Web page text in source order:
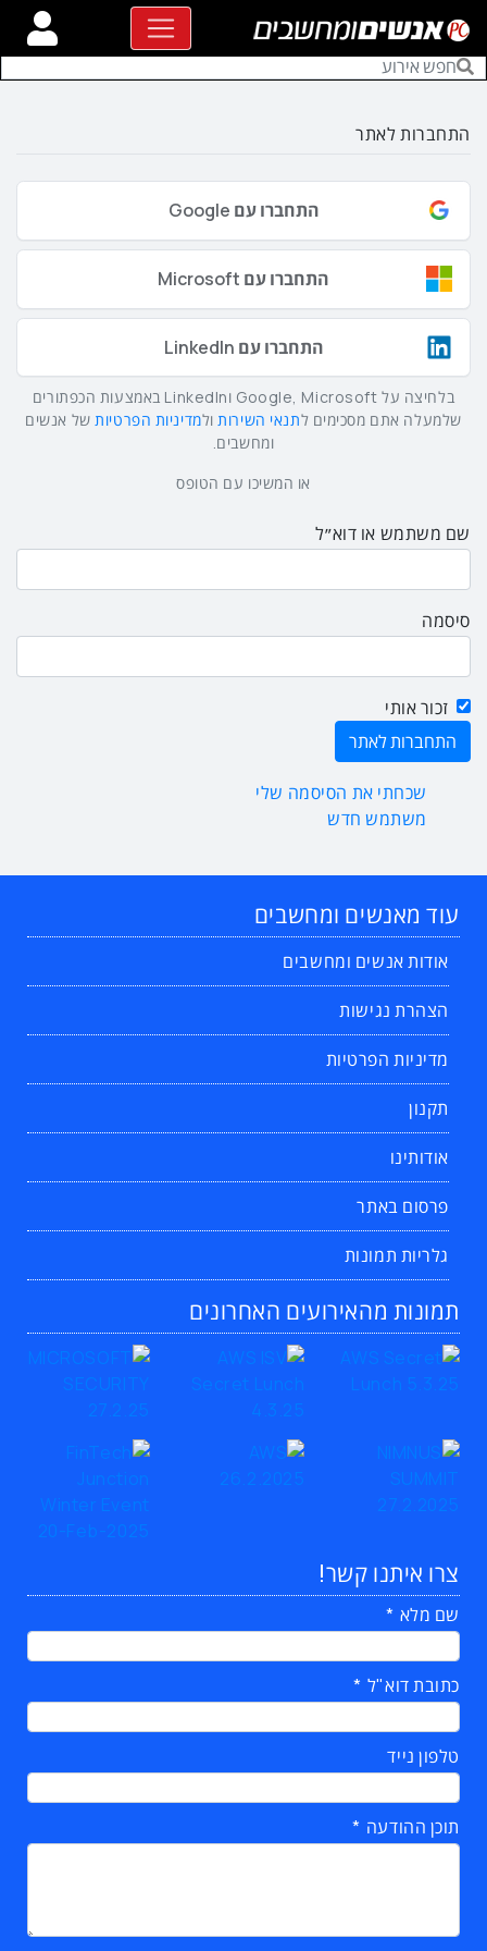
התחברות לאתר
התחברו עם Google
התחברו עם Microsoft
התחברו עם LinkedIn
בלחיצה על Google, Microsoft וLinkedIn באמצעות הכפתורים
שלמעלה אתם מסכימים לתנאי השירותולמדיניות הפרטיותשל אנשים
ומחשבים.
או המשיכו עם הטופס
שם משתמש או דוא״ל
סיסמה
זכור אותי
שכחתי את הסיסמה שלי
משתמש חדש
עוד מאנשים ומחשבים
אודות אנשים ומחשבים
הצהרת נגישות
מדיניות הפרטיות
תקנון
אודותינו
פרסום באתר
גלריות תמונות
תמונות מהאירועים האחרונים
צרו איתנו קשר!
שם מלא
כתובת דוא"ל
טלפון נייד
תוכן ההודעה